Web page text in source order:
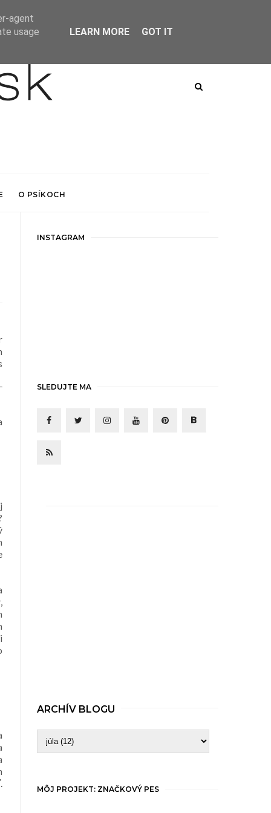
O PSÍKOCH
INSTAGRAM
SLEDUJTE MA
ARCHÍV BLOGU
MÔJ PROJEKT: ZNAČKOVÝ PES
agent
usage
LEARN MORE GOT IT